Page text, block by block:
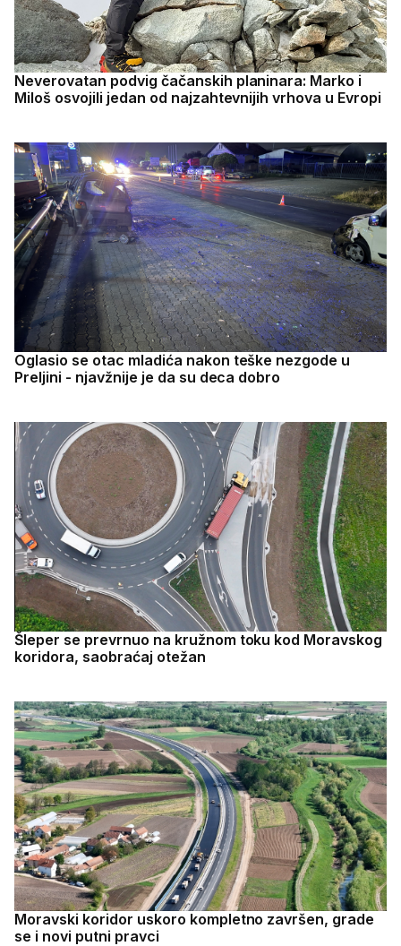
Neverovatan podvig čačanskih planinara: Marko i
Miloš osvojili jedan od najzahtevnijih vrhova u Evropi
Oglasio se otac mladića nakon teške nezgode u
Preljini - njavžnije je da su deca dobro
Šleper se prevrnuo na kružnom toku kod Moravskog
koridora, saobraćaj otežan
Moravski koridor uskoro kompletno završen, grade
se i novi putni pravci